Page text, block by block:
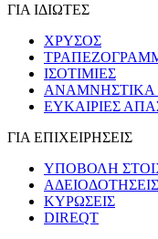
ΓΙΑ ΙΔΙΩΤΕΣ
ΧΡΥΣΟΣ
ΙΣΟΤΙΜΙΕΣ
ΑΝΑΜΝΗΣΤΙΚΑ
ΕΥΚΑΙΡΙΕΣ
ΓΙΑ ΕΠΙΧΕΙΡΗΣΕΙΣ
ΥΠΟΒΟΛΗ
ΑΔΕΙΟΔΟΤΗΣΕΙΣ
ΚΥΡΩΣΕΙΣ
DIREQT